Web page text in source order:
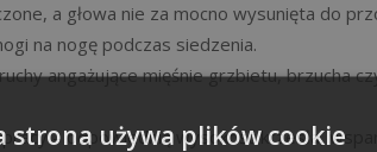
a głowa nie za mocno wysunięta do
na nogę podczas siedzenia.
angażujące mięśnie grzbietu, brzucha
– odpowiednią wysokość krzesła,
strona używa plików cookie